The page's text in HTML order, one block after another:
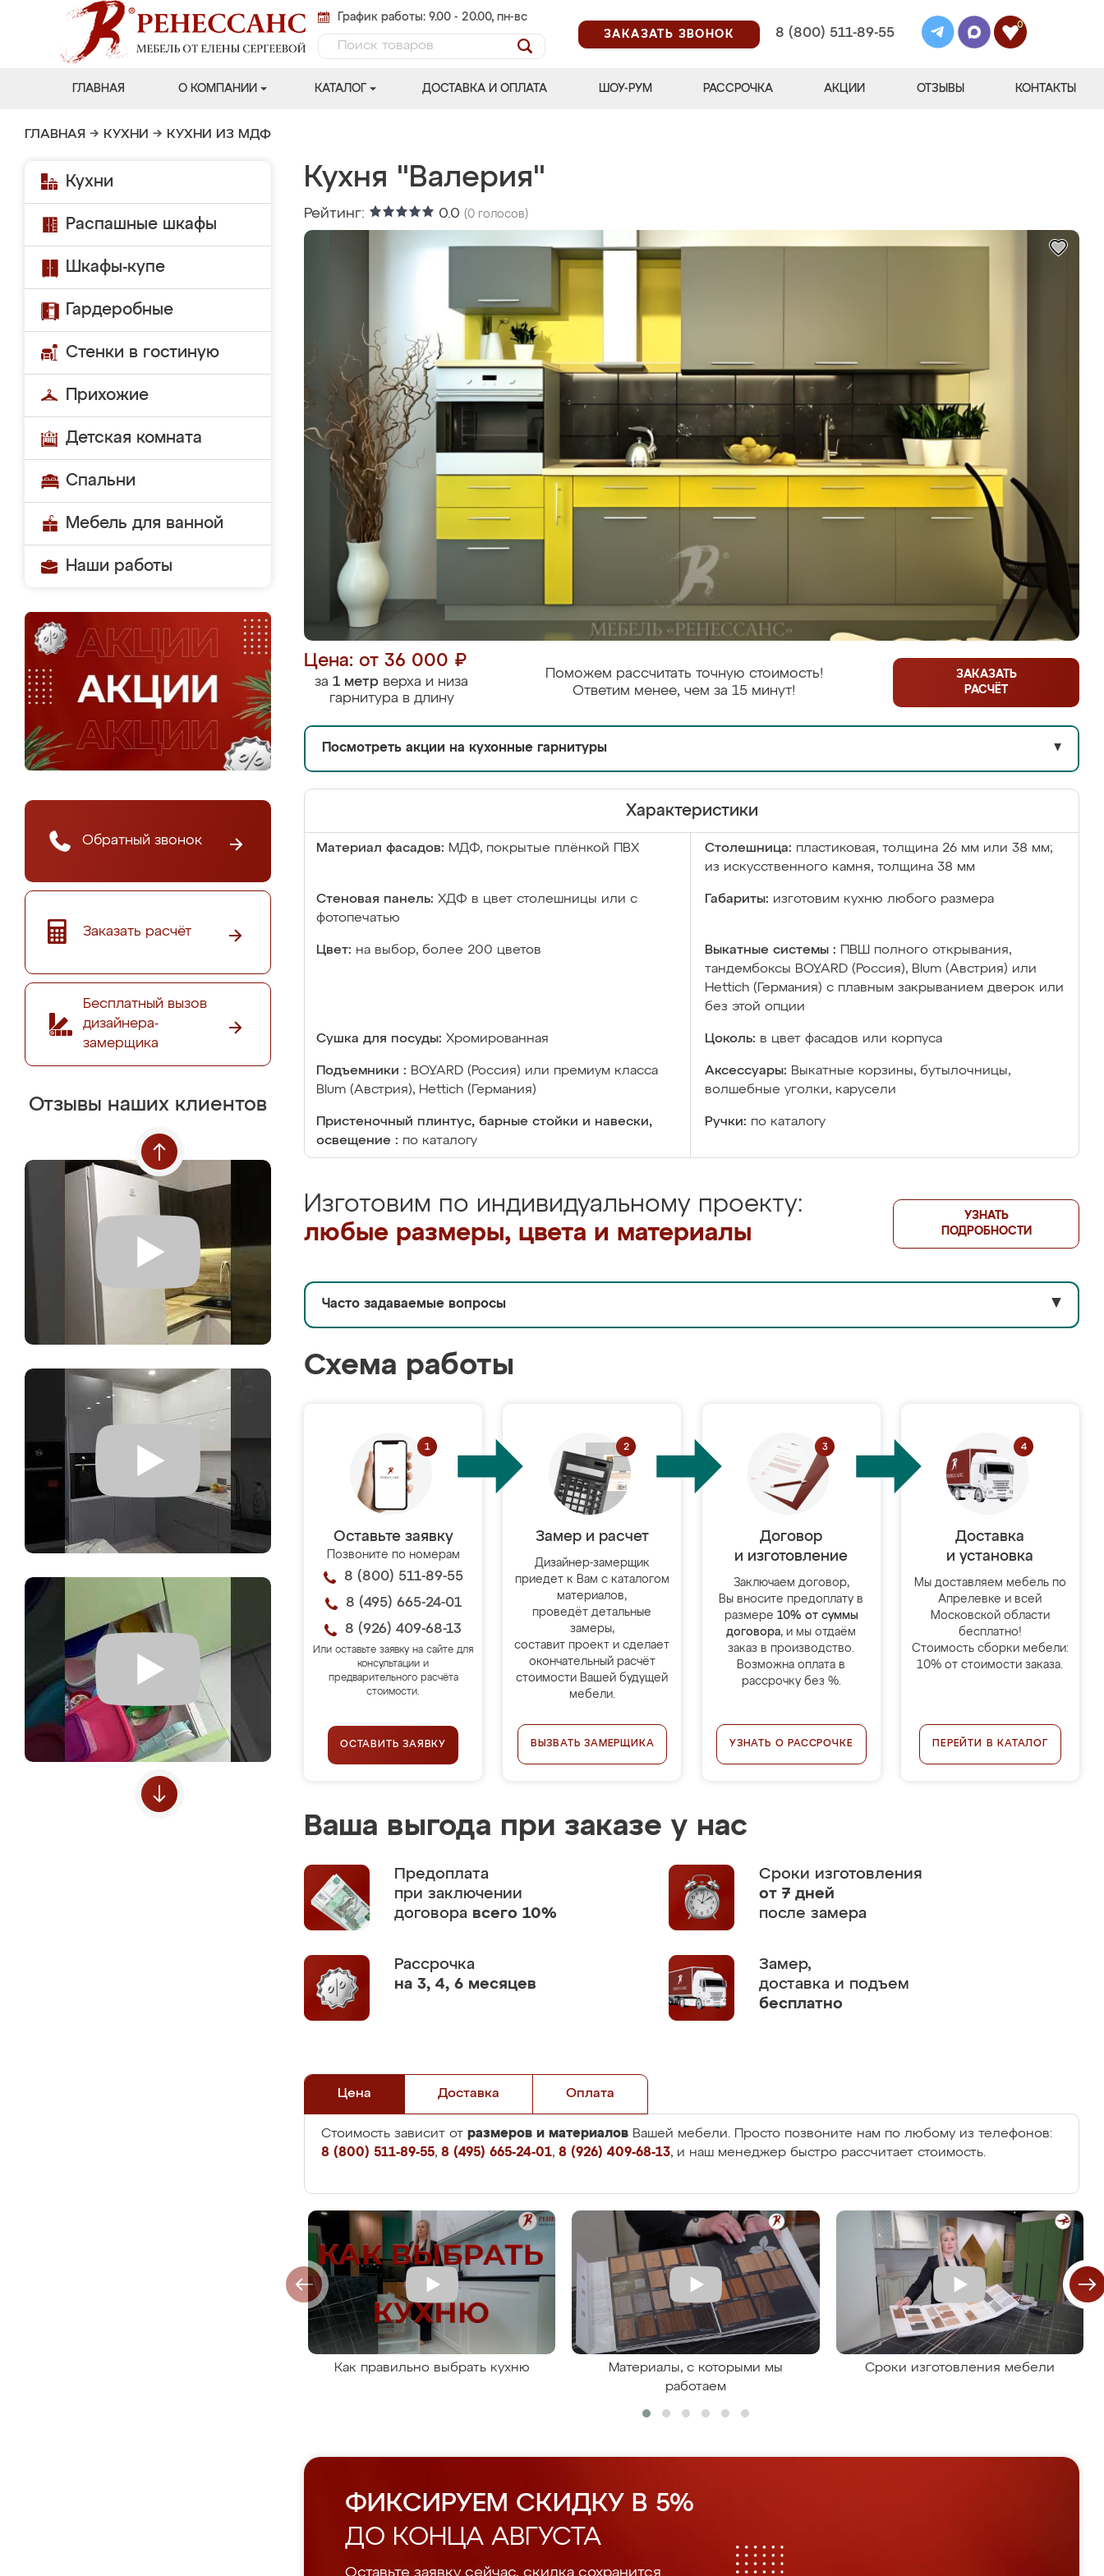
График работы: 9.00 - 20.00, пн-вс
ЗАКАЗАТЬ ЗВОНОК
8 (800) 511-89-55
0
ГЛАВНАЯ О КОМПАНИИ КАТАЛОГ ДОСТАВКА И ОПЛАТА ШОУ-РУМ РАССРОЧКА АКЦИИ ОТЗЫВЫ КОНТАКТЫ
ГЛАВНАЯ → КУХНИ → КУХНИ ИЗ МДФ
Кухни
Распашные шкафы
Шкафы-купе
Гардеробные
Стенки в гостиную
Прихожие
Детская комната
Спальни
Мебель для ванной
Наши работы
Обратный звонок
Заказать расчёт
Бесплатный вызов
дизайнера-
замерщика
Отзывы наших клиентов
Кухня "Валерия"
Рейтинг: 0.0 (0 голосов)
Цена: от 36 000 ₽
за 1 метр верха и низа
гарнитура в длину
Поможем рассчитать точную стоимость!
Ответим менее, чем за 15 минут!
ЗАКАЗАТЬ
РАСЧЁТ
Посмотреть акции на кухонные гарнитуры ▼
Характеристики
Материал фасадов: МДФ, покрытые плёнкой ПВХ Столешница: пластиковая, толщина 26 мм или 38 мм;
из искусственного камня, толщина 38 мм
Стеновая панель: ХДФ в цвет столешницы или с
фотопечатью
Габариты: изготовим кухню любого размера
Цвет: на выбор, более 200 цветов Выкатные системы :
ПВШ полного открывания,
тандембоксы BOYARD (Россия), Blum (Австрия) или
Hettich (Германия) с плавным закрыванием дверок или
без этой опции
Сушка для посуды: Хромированная Цоколь: в цвет фасадов или корпуса
Подъемники : BOYARD (Россия) или премиум класса
Blum (Австрия), Hettich (Германия)
Аксессуары: Выкатные корзины, бутылочницы,
волшебные уголки, карусели
Пристеночный плинтус, барные стойки и навески,
освещение : по каталогу
Ручки: по каталогу
Изготовим по индивидуальному проекту:
любые размеры, цвета и материалы
УЗНАТЬ
ПОДРОБНОСТИ
Часто задаваемые вопросы ▼
Схема работы
Оставьте заявку
Позвоните по номерам
8 (800) 511-89-55
8 (495) 665-24-01
8 (926) 409-68-13
Или оставьте заявку на сайте для
консультации и
предварительного расчёта
стоимости.
ОСТАВИТЬ ЗАЯВКУ
Замер и расчет
Дизайнер-замерщик
приедет к Вам с каталогом
материалов,
проведёт детальные
замеры,
составит проект и сделает
окончательный расчёт
стоимости Вашей будущей
мебели.
ВЫЗВАТЬ ЗАМЕРЩИКА
Договор
и изготовление
Заключаем договор,
Вы вносите предоплату в
размере 10% от суммы
договора, и мы отдаём
заказ в производство.
Возможна оплата в
рассрочку без %.
УЗНАТЬ О РАССРОЧКЕ
Доставка
и установка
Мы доставляем мебель по
Апрелевке и всей
Московской области
бесплатно!
Стоимость сборки мебели:
10% от стоимости заказа.
ПЕРЕЙТИ В КАТАЛОГ
Ваша выгода при заказе у нас
Предоплата
при заключении
договора всего 10%
Сроки изготовления
от 7 дней
после замера
Рассрочка
на 3, 4, 6 месяцев
Замер,
доставка и подъем
бесплатно
Цена Доставка Оплата
Стоимость зависит от размеров и материалов Вашей мебели. Просто позвоните нам по любому из телефонов:
8 (800) 511-89-55, 8 (495) 665-24-01, 8 (926) 409-68-13, и наш менеджер быстро рассчитает стоимость.
Как правильно выбрать кухню
Материалы, с которыми мы
работаем
Сроки изготовления мебели
ФИКСИРУЕМ СКИДКУ В 5%
ДО КОНЦА АВГУСТА
Оставьте заявку сейчас, скидка сохранится.